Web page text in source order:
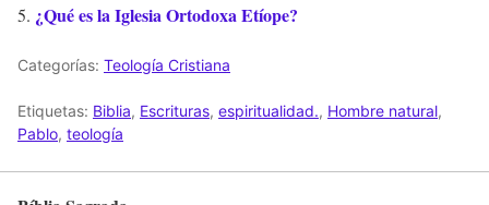
¿Qué es la Iglesia Ortodoxa Etíope?
Categorías: Teología Cristiana
Etiquetas: Biblia, Escrituras, espiritualidad., Hombre natural,
Pablo, teología